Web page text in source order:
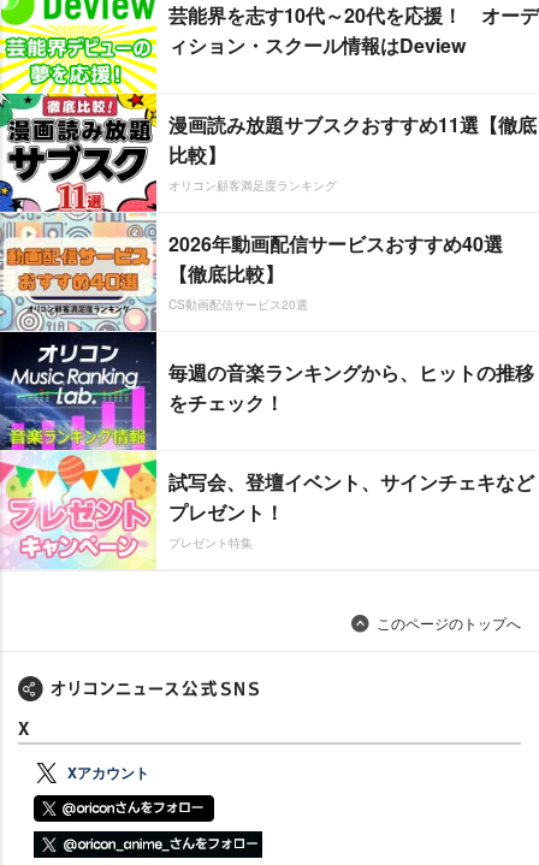
芸能界を志す10代～20代を応援！ オーデ
ィション・スクール情報はDeview
漫画読み放題サブスクおすすめ11選【徹底
比較】
オリコン顧客満足度ランキング
2026年動画配信サービスおすすめ40選
【徹底比較】
CS動画配信サービス20選
毎週の音楽ランキングから、ヒットの推移
をチェック！
試写会、登壇イベント、サインチェキなど
プレゼント！
プレゼント特集
このページのトップへ
X
Xアカウント